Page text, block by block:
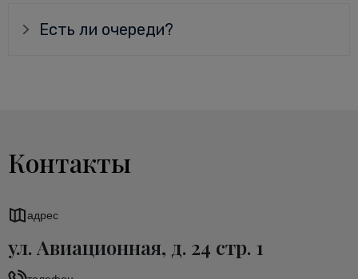
Есть ли очереди?
Контакты
адрес
ул. Авиационная, д. 24 стр. 1